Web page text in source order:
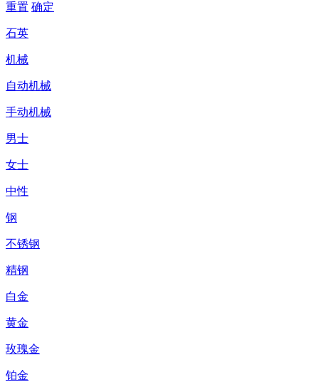
重置 确定
石英
机械
自动机械
手动机械
男士
女士
中性
钢
不锈钢
精钢
白金
黄金
玫瑰金
铂金